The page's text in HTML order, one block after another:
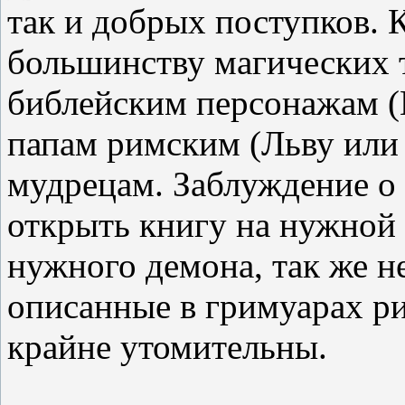
так и добрых поступков.
большинству магических
библейским
папам римским (Льву
мудрецам. Заблуждение
открыть книгу на нужной
нужного демона, так же
описанные в гримуарах
крайне утомительны.